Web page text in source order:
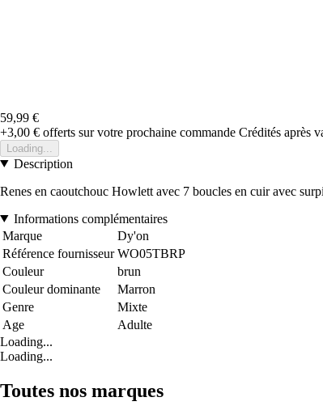
59,99 €
+3,00 € offerts sur votre prochaine commande Crédités après
Loading...
Description
Renes en caoutchouc Howlett avec 7 boucles en cuir avec
Informations complémentaires
Marque
Dy'on
Référence fournisseur WO05TBRP
Couleur
brun
Couleur dominante
Marron
Genre
Mixte
Age
Adulte
Loading...
Loading...
Toutes nos marques